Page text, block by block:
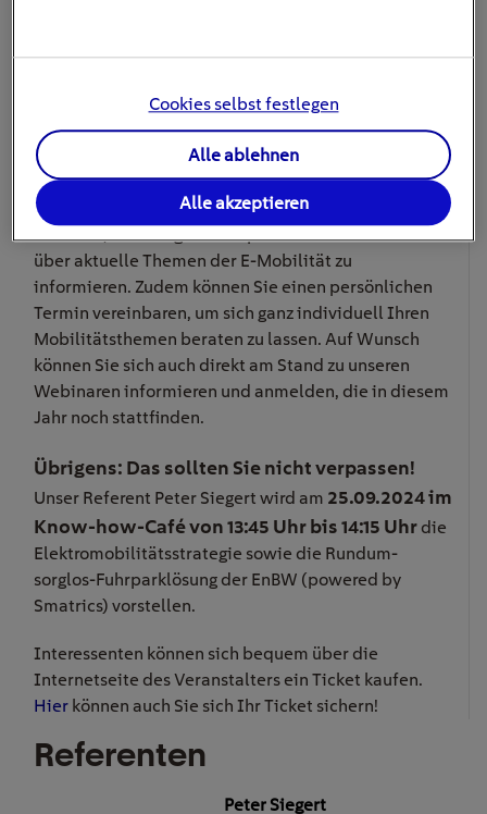
Besucher*innen des Bfp Fuhrpark können sich
grundsätzlich auf ein familiäres Umfeld freuen. Am
gemütlichen Messestand der EnBW werden Sie von
unserem Personal aus dem Bereich E-Mobilität
erwartet, um sich ganz entspannt bei einem Kaffee
über aktuelle Themen der E-Mobilität zu
informieren. Zudem können Sie einen persönlichen
Termin vereinbaren, um sich ganz individuell Ihren
Mobilitätsthemen beraten zu lassen. Auf Wunsch
können Sie sich auch direkt am Stand zu unseren
Webinaren informieren und anmelden, die in diesem
Jahr noch stattfinden.
Übrigens: Das sollten Sie nicht verpassen!
Unser Referent Peter Siegert wird am 25.09.2024 im
Know-how-Café von 13:45 Uhr bis 14:15 Uhr die
Elektromobilitätsstrategie sowie die Rundum-
sorglos-Fuhrparklösung der EnBW (powered by
Smatrics) vorstellen.
Interessenten können sich bequem über die
Internetseite des Veranstalters ein Ticket kaufen.
Hier können auch Sie sich Ihr Ticket sichern!
Referenten
Peter Siegert
Cookies selbst festlegen
Alle ablehnen
Alle akzeptieren